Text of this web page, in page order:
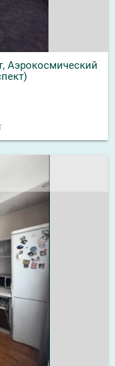
Аэрокосмический